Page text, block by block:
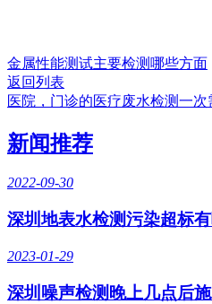
金属性能测试主要检测哪些方面
返回列表
医院，门诊的医疗废水检测一次
新闻推荐
2022-09-30
深圳地表水检测污染超标
2023-01-29
深圳噪声检测晚上几点后